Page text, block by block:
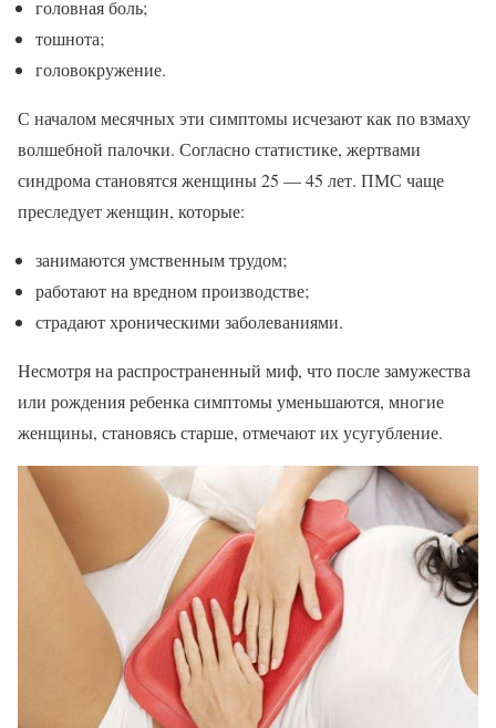
головная боль;
тошнота;
головокружение.
С началом месячных эти симптомы исчезают как по взмаху
волшебной палочки. Согласно статистике, жертвами
синдрома становятся женщины 25 — 45 лет. ПМС чаще
преследует женщин, которые:
занимаются умственным трудом;
работают на вредном производстве;
страдают хроническими заболеваниями.
Несмотря на распространенный миф, что после замужества
или рождения ребенка симптомы уменьшаются, многие
женщины, становясь старше, отмечают их усугубление.